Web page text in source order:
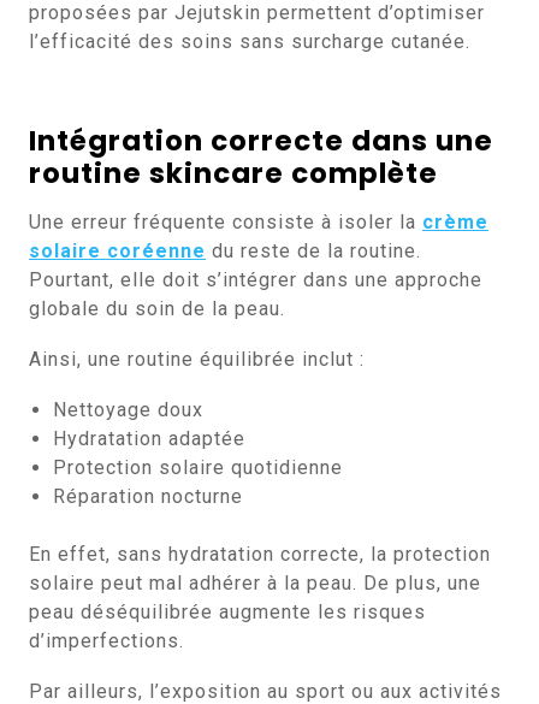
proposées par Jejutskin permettent d’optimiser
l’efficacité des soins sans surcharge cutanée.
Intégration correcte dans une
routine skincare complète
Une erreur fréquente consiste à isoler la crème
solaire coréenne du reste de la routine.
Pourtant, elle doit s’intégrer dans une approche
globale du soin de la peau.
Ainsi, une routine équilibrée inclut :
Nettoyage doux
Hydratation adaptée
Protection solaire quotidienne
Réparation nocturne
En effet, sans hydratation correcte, la protection
solaire peut mal adhérer à la peau. De plus, une
peau déséquilibrée augmente les risques
d’imperfections.
Par ailleurs, l’exposition au sport ou aux activités